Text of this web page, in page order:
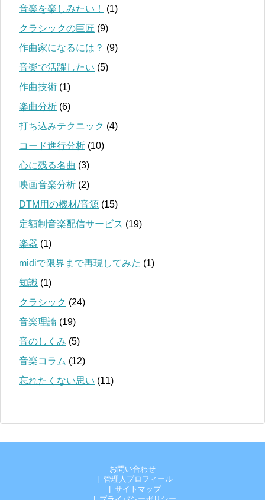
音楽を楽しみたい！
(1)
クラシックの巨匠 (9)
作曲家になるには？ (9)
音楽で活躍したい (5)
作曲技術 (1)
楽曲分析 (6)
打ち込みテクニック (4)
コード進行分析 (10)
心に残る名曲 (3)
映画音楽分析 (2)
DTM用の機材/音源 (15)
定額制音楽配信サービス (19)
楽器 (1)
midiで限界まで再現してみた (1)
知識 (1)
クラシック (24)
音楽理論 (19)
音のしくみ (5)
音楽コラム (12)
忘れたくない思い (11)
お問い合わせ
管理人プロフィール
サイトマップ